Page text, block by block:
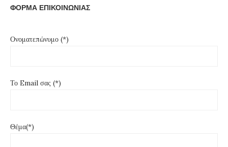
ΦΟΡΜΑ ΕΠΙΚΟΙΝΩΝΙΑΣ
Ονοματεπώνυμο (*)
Το Email σας (*)
Θέμα(*)